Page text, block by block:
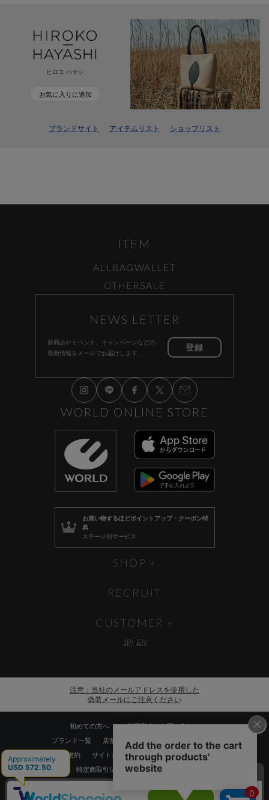
ヒロコ ハヤシ
お気に入りに追加
ブランドサイト アイテムリスト ショップリスト
ITEM
ALL BAGWALLET
OTHER SALE
NEWS LETTER
新商品やイベント、キャンペーンなどの
最新情報をメールでお届けします。
登録
WORLD ONLINE STORE
お買い物するほどポイントアップ・クーポン特
典
ステージ別サービス
SHOP
RECRUIT
CUSTOMER
JP EN
注意：当社のメールアドレスを使用した
偽装メールにご注意ください
初めての方へ
ご利用案内・お問い合わせ
ブランド一覧
店舗検索 企業情報
株主優待制度
利用規約
サイトポリシー
プライバシーポリシー
特定商取引法に基づく表記
Copyrights © WORLD CO.,LTD. All rights reserved.